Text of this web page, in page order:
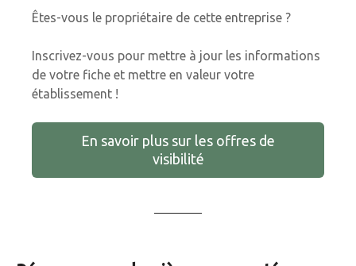
Êtes-vous le propriétaire de cette entreprise ?
Inscrivez-vous pour mettre à jour les informations
de votre fiche et mettre en valeur votre
établissement !
En savoir plus sur les offres de
visibilité